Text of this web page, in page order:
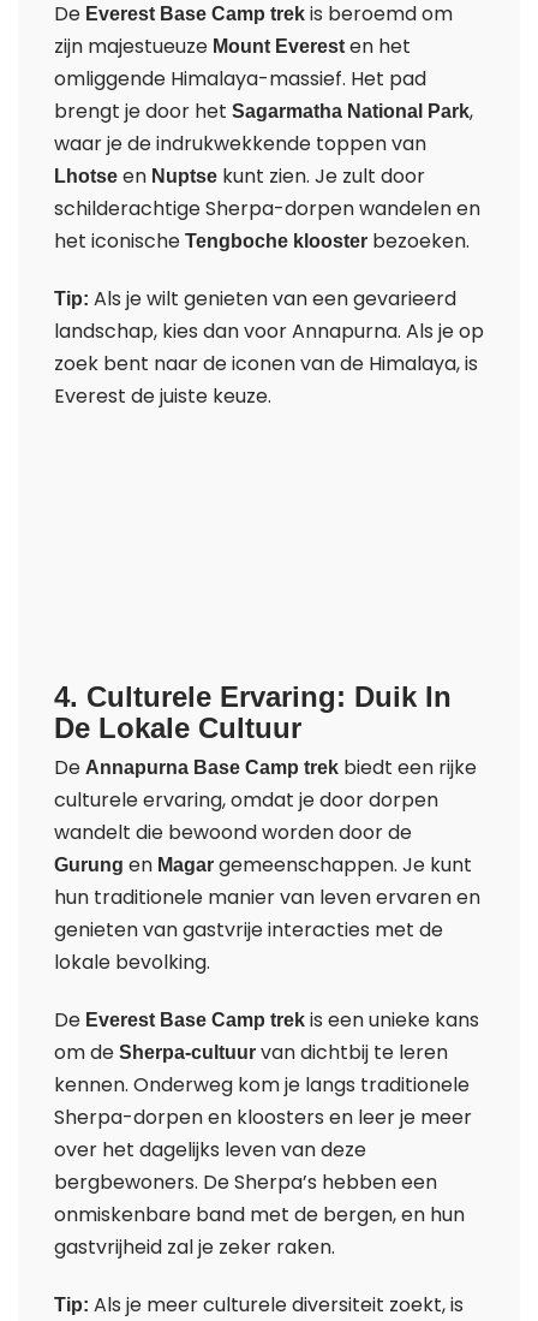
De Everest Base Camp trek is beroemd om
zijn majestueuze Mount Everest en het
omliggende Himalaya-massief. Het pad
brengt je door het Sagarmatha National Park,
waar je de indrukwekkende toppen van
Lhotse en Nuptse kunt zien. Je zult door
schilderachtige Sherpa-dorpen wandelen en
het iconische Tengboche klooster bezoeken.
Tip: Als je wilt genieten van een gevarieerd
landschap, kies dan voor Annapurna. Als je op
zoek bent naar de iconen van de Himalaya, is
Everest de juiste keuze.
4. Culturele Ervaring: Duik In
De Lokale Cultuur
De Annapurna Base Camp trek biedt een rijke
culturele ervaring, omdat je door dorpen
wandelt die bewoond worden door de
Gurung en Magar gemeenschappen. Je kunt
hun traditionele manier van leven ervaren en
genieten van gastvrije interacties met de
lokale bevolking.
De Everest Base Camp trek is een unieke kans
om de Sherpa-cultuur van dichtbij te leren
kennen. Onderweg kom je langs traditionele
Sherpa-dorpen en kloosters en leer je meer
over het dagelijks leven van deze
bergbewoners. De Sherpa’s hebben een
onmiskenbare band met de bergen, en hun
gastvrijheid zal je zeker raken.
Tip: Als je meer culturele diversiteit zoekt, is